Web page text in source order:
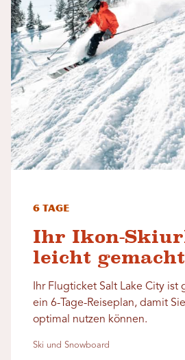
6 Tage
Ihr Ikon-
leicht gemacht
Ihr Flugticket Salt Lake City ist
ein 6-Tage-Reiseplan, damit
optimal nutzen können.
Ski und Snowboard